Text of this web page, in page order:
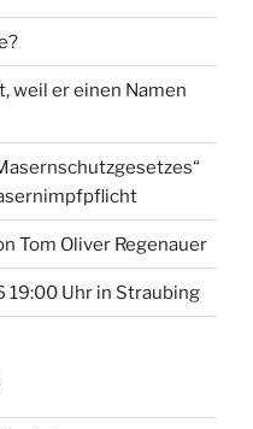
weil er einen Namen
Tom Oliver Regenauer
19:00 Uhr in Straubing